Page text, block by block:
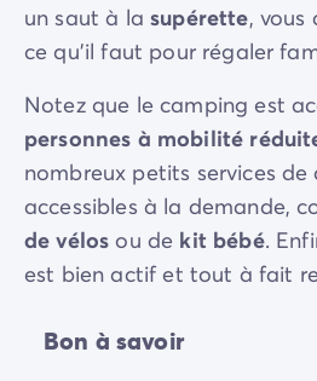
un saut à lasupérette, vous
ce qu'il faut pour régaler
Notez que le camping est
personnes à mobilité
nombreux petits services
accessibles à la demande,
de vélos ou de kit bébé.
est bien actif et tout à fait
Bon à savoir